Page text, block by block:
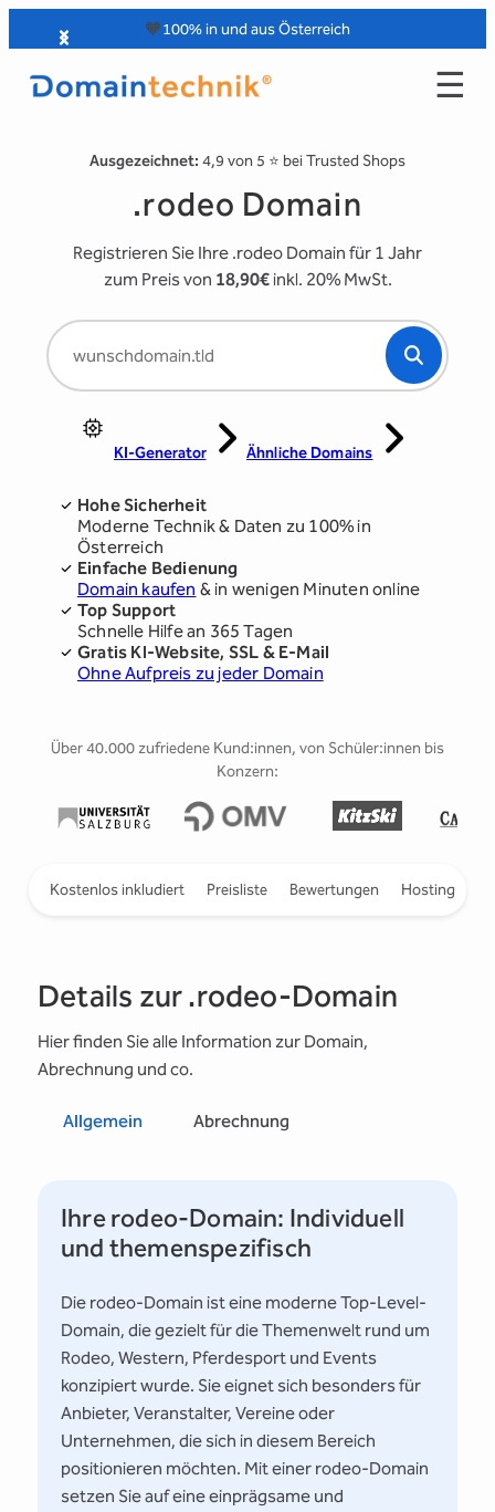
Inhalt
springen
🧡100% in und aus Österreich
☰
Ausgezeichnet: 4,9 von 5 ⭐️ bei Trusted Shops
.rodeo Domain
Registrieren Sie Ihre .rodeo Domain für 1 Jahr
zum Preis von 18,90€inkl. 20% MwSt.
KI-Generator Ähnliche Domains
Hohe Sicherheit
Moderne Technik & Daten zu 100% in
Österreich
Einfache Bedienung
Domain kaufen & in wenigen Minuten online
Top Support
Schnelle Hilfe an 365 Tagen
Gratis KI-Website, SSL & E-Mail
Ohne Aufpreis zu jeder Domain
Über 40.000 zufriedene Kund:innen, von Schüler:innen bis
Konzern:
Kostenlos inkludiert Preisliste Bewertungen Hosting
Details zur .rodeo-Domain
Hier finden Sie alle Information zur Domain,
Abrechnung und co.
Allgemein Abrechnung
Ihre rodeo-Domain: Individuell
und themenspezifisch
Die rodeo-Domain ist eine moderne Top-Level-
Domain, die gezielt für die Themenwelt rund um
Rodeo, Western, Pferdesport und Events
konzipiert wurde. Sie eignet sich besonders für
Anbieter, Veranstalter, Vereine oder
Unternehmen, die sich in diesem Bereich
positionieren möchten. Mit einer rodeo-Domain
setzen Sie auf eine einprägsame und